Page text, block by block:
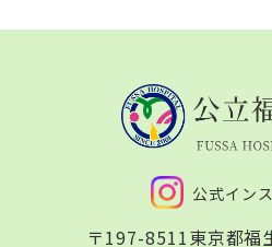
公式イン
〒197-8511東京都福